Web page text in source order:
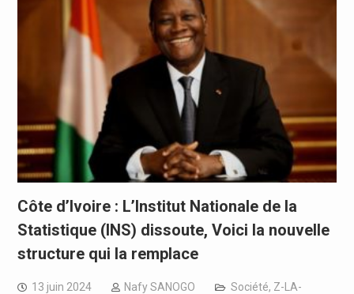
Côte d’Ivoire : L’Institut Nationale de la
Statistique (INS) dissoute, Voici la nouvelle
structure qui la remplace
13 juin 2024 Nafy SANOGO Société, Z-LA-